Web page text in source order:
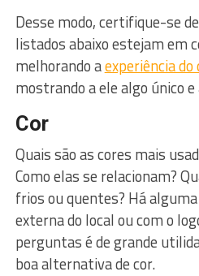
Desse modo, certifique-se
listados abaixo estejam em
melhorando aexperiência
mostrando a ele algo único
Cor
Quais são as cores mais
Como elas se relacionam?
frios ou quentes? Há
externa do local ou com o
perguntas é de grande
boa alternativa de cor.